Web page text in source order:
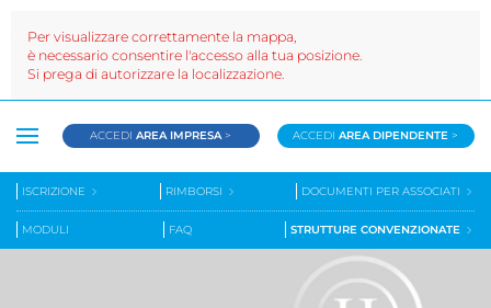
ACCEDIAREA IMPRESA > ACCEDIAREA DIPENDENTE >
ISCRIZIONE RIMBORSI DOCUMENTI PER ASSOCIATI
MODULI FAQ STRUTTURE CONVENZIONATE
Per visualizzare correttamente la mappa,
è necessario consentire l'accesso alla tua posizione.
Si prega di autorizzare la localizzazione.